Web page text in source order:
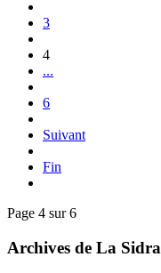
3
4
...
6
Suivant
Fin
Page 4 sur 6
Archives de La Sidra